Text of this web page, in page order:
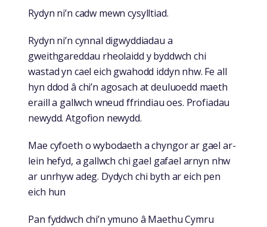
Rydyn ni’n cadw mewn cysylltiad.
Rydyn ni’n cynnal digwyddiadau a
gweithgareddau rheolaidd y byddwch chi
wastad yn cael eich gwahodd iddyn nhw. Fe all
hyn ddod â chi’n agosach at deuluoedd maeth
eraill a gallwch wneud ffrindiau oes. Profiadau
newydd. Atgofion newydd.
Mae cyfoeth o wybodaeth a chyngor ar gael ar-
lein hefyd, a gallwch chi gael gafael arnyn nhw
ar unrhyw adeg. Dydych chi byth ar eich pen
eich hun
Pan fyddwch chi’n ymuno â Maethu Cymru